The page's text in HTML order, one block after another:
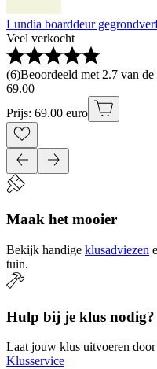
Lundia boarddeur
Veel verkocht
(6)Beoordeeld met 2.7 van
69.00
Prijs: 69.00 euro
Maak het mooier
Bekijk handige klusadviezen
tuin.
Hulp bij je klus nodig?
Laat jouw klus uitvoeren
Klusservice